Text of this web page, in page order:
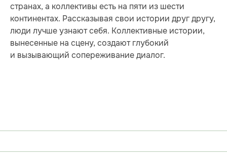
странах, а коллективы есть на пяти из шести
континентах. Рассказывая свои истории друг другу,
люди лучше узнают себя. Коллективные истории,
вынесенные на сцену, создают глубокий
и вызывающий сопереживание диалог.